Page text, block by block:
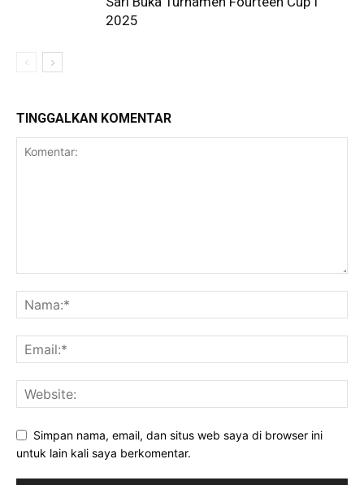
2025
TINGGALKAN KOMENTAR
Simpan nama, email, dan situs web saya di browser ini
untuk lain kali saya berkomentar.